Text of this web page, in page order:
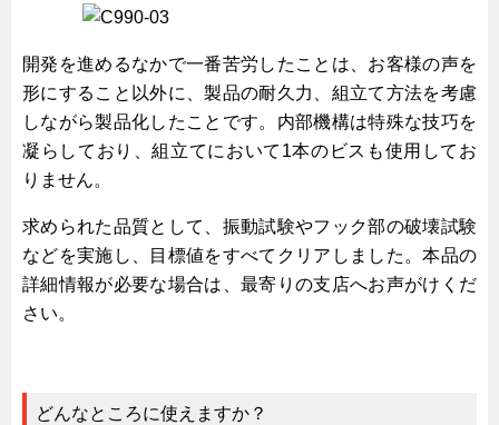
工場見学
社外セミナー
タキゲンの歴史
110周年企画
タキゲン売上ランキング
展示トラック
タキスポ
上海
開発を進めるなかで一番苦労したことは、お客様の声を
形にすること以外に、製品の耐久力、組立て方法を考慮
しながら製品化したことです。内部機構は特殊な技巧を
凝らしており、組立てにおいて1本のビスも使用してお
りません。
求められた品質として、振動試験やフック部の破壊試験
などを実施し、目標値をすべてクリアしました。本品の
詳細情報が必要な場合は、最寄りの支店へお声がけくだ
さい。
どんなところに使えますか？